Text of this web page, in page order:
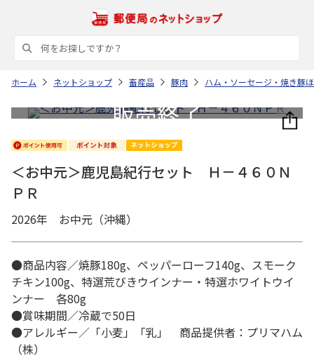
ホーム ネットショップ 畜産品 豚肉 ハム・ソーセージ・焼き豚
＜お中元＞鹿児島紀行セット Ｈ－４６０Ｎ
ＰＲ
2026年 お中元（沖縄）
●商品内容／焼豚180g、ペッパーローフ140g、スモーク
チキン100g、特選荒びきウインナー・特選ホワイトウイ
ンナー 各80g
●賞味期間／冷蔵で50日
●アレルギー／「小麦」「乳」 商品提供者：プリマハム
（株）